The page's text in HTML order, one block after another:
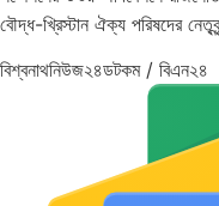
বৌদ্ধ-খ্রিস্টান ঐক্য পরিষদের
বিশ্বনাথনিউজ২৪ডটকম / বিএন২৪